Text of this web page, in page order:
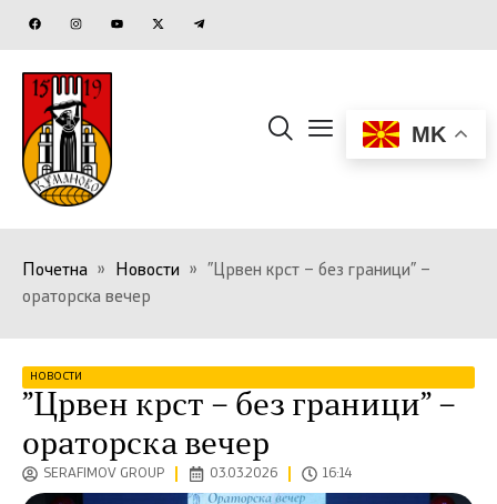
MK
Почетна » Новости »
”Црвен крст – без граници” –
ораторска вечер
НОВОСТИ
”Црвен крст – без граници” –
ораторска вечер
SERAFIMOV GROUP 03.03.2026 16:14